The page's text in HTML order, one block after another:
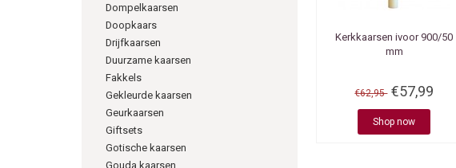
Dompelkaarsen
Doopkaars
Drijfkaarsen
Duurzame kaarsen
Fakkels
Gekleurde kaarsen
Geurkaarsen
Giftsets
Gotische kaarsen
Gouda kaarsen
Kerkkaarsen ivoor 900/50
mm
€62,95 €57,99
Shop now